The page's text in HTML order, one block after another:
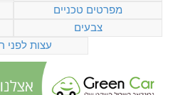
מפרטים טכניים
צבעים
עצות לפני